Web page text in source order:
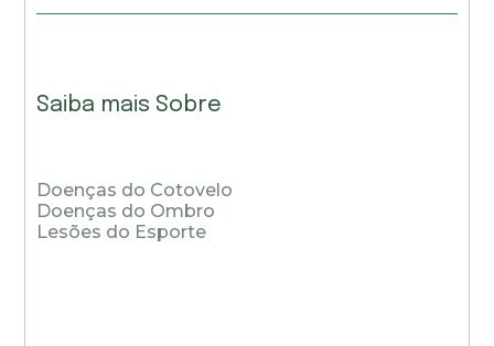
Saiba mais Sobre
Doenças do Cotovelo
Doenças do Ombro
Lesões do Esporte